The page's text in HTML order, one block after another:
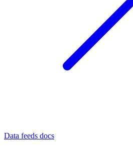
Data feeds docs